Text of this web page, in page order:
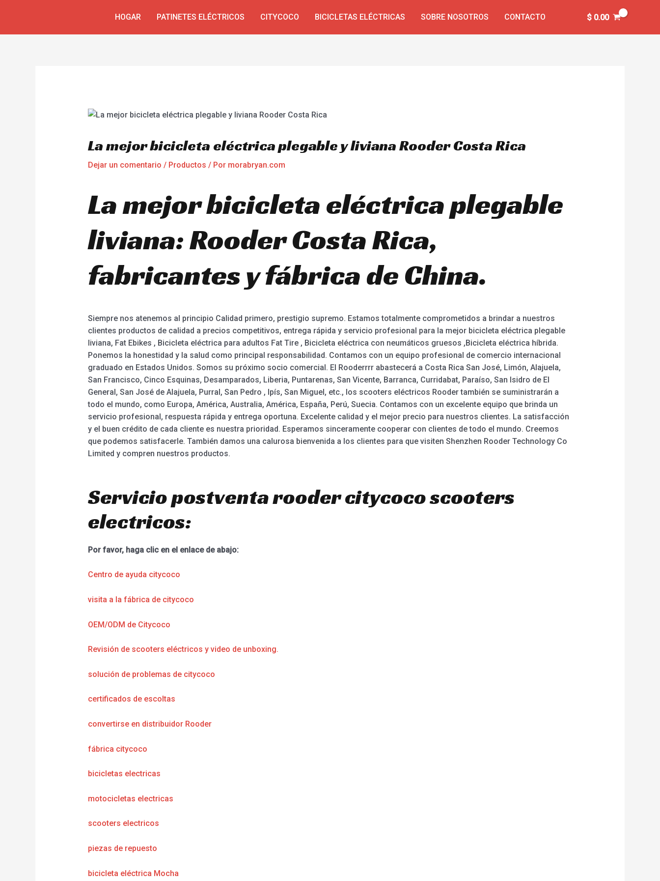
HOGAR PATINETES ELÉCTRICOS CITYCOCO BICICLETAS ELÉCTRICAS SOBRE NOSOTROS CONTACTO $0.00
La mejor bicicleta eléctrica plegable y liviana Rooder Costa Rica
Dejar un comentario / Productos / Por morabryan.com
La mejor bicicleta eléctrica plegable
liviana: Rooder Costa Rica,
fabricantes y fábrica de China.
Siempre nos atenemos al principio Calidad primero, prestigio supremo. Estamos totalmente comprometidos a brindar a nuestros
clientes productos de calidad a precios competitivos, entrega rápida y servicio profesional para la mejor bicicleta eléctrica plegable
liviana, Fat Ebikes , Bicicleta eléctrica para adultos Fat Tire , Bicicleta eléctrica con neumáticos gruesos ,Bicicleta eléctrica híbrida.
Ponemos la honestidad y la salud como principal responsabilidad. Contamos con un equipo profesional de comercio internacional
graduado en Estados Unidos. Somos su próximo socio comercial. El Rooderrrr abastecerá a Costa Rica San José, Limón, Alajuela,
San Francisco, Cinco Esquinas, Desamparados, Liberia, Puntarenas, San Vicente, Barranca, Curridabat, Paraíso, San Isidro de El
General, San José de Alajuela, Purral, San Pedro , Ipís, San Miguel, etc., los scooters eléctricos Rooder también se suministrarán a
todo el mundo, como Europa, América, Australia, América, España, Perú, Suecia. Contamos con un excelente equipo que brinda un
servicio profesional, respuesta rápida y entrega oportuna. Excelente calidad y el mejor precio para nuestros clientes. La satisfacción
y el buen crédito de cada cliente es nuestra prioridad. Esperamos sinceramente cooperar con clientes de todo el mundo. Creemos
que podemos satisfacerle. También damos una calurosa bienvenida a los clientes para que visiten Shenzhen Rooder Technology Co
Limited y compren nuestros productos.
Servicio postventa rooder citycoco scooters
electricos:
Por favor, haga clic en el enlace de abajo:
Centro de ayuda citycoco
visita a la fábrica de citycoco
OEM/ODM de Citycoco
Revisión de scooters eléctricos y video de unboxing.
solución de problemas de citycoco
certificados de escoltas
convertirse en distribuidor Rooder
fábrica citycoco
bicicletas electricas
motocicletas electricas
scooters electricos
piezas de repuesto
bicicleta eléctrica Mocha